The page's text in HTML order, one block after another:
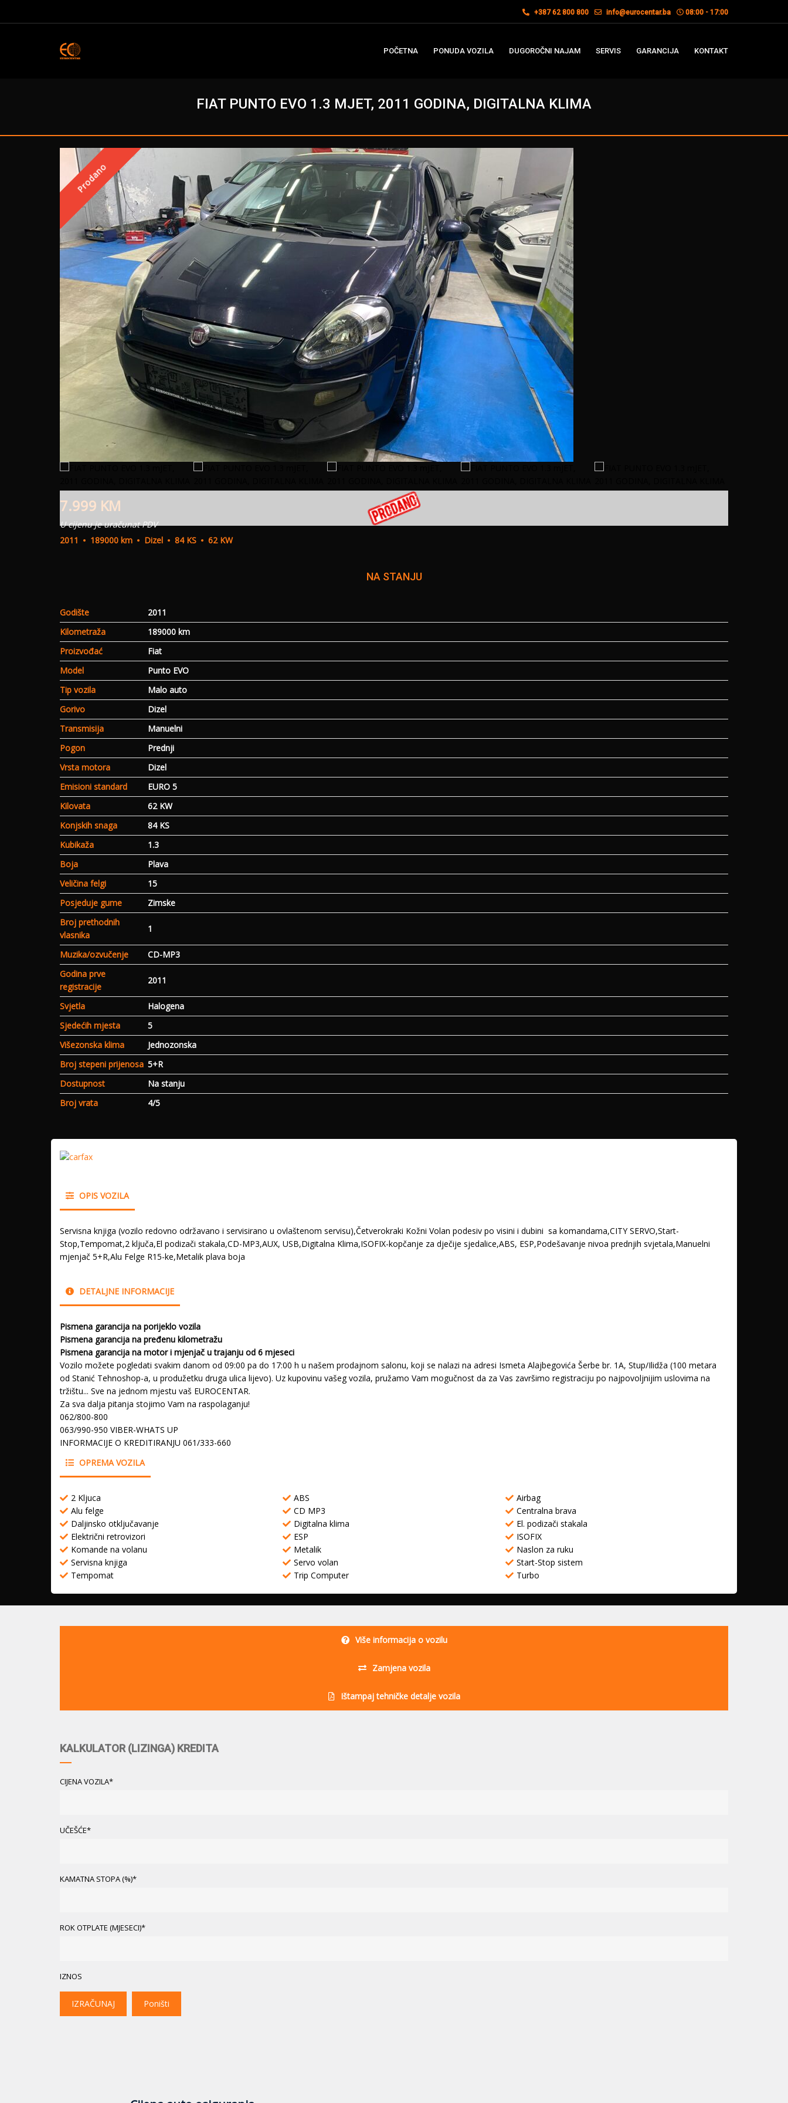
+387 62 800 800 info@eurocentar.ba 08:00 - 17:00
POČETNA PONUDA VOZILA DUGOROČNI NAJAM SERVIS GARANCIJA KONTAKT
FIAT PUNTO EVO 1.3 MJET, 2011 GODINA, DIGITALNA KLIMA
Prodano
7.999 KM
U cijenu je uračunat PDV
2011
189000 km Dizel 84 KS 62 KW
NA STANJU
Godište
2011
Kilometraža
189000 km
Proizvođać
Fiat
Model
Punto EVO
Tip vozila
Malo auto
Gorivo
Dizel
Transmisija
Manuelni
Pogon
Prednji
Vrsta motora
Dizel
Emisioni standard
EURO 5
Kilovata
62 KW
Konjskih snaga
84 KS
Kubikaža
1.3
Boja
Plava
Veličina felgi
15
Posjeduje gume
Zimske
Broj prethodnih
vlasnika
1
Muzika/ozvučenje
CD-MP3
Godina prve
registracije
2011
Svjetla
Halogena
Sjedećih mjesta
5
Višezonska klima
Jednozonska
Broj stepeni prijenosa 5+R
Dostupnost
Na stanju
Broj vrata
4/5
OPIS VOZILA
Servisna knjiga (vozilo redovno održavano i servisirano u ovlaštenom servisu),Četverokraki Kožni Volan podesiv po visini i dubini sa komandama,CITY SERVO,Start-
Stop,Tempomat,2 ključa,El podizači stakala,CD-MP3,AUX, USB,Digitalna Klima,ISOFIX-kopčanje za dječije sjedalice,ABS, ESP,Podešavanje nivoa prednjih svjetala,Manuelni
mjenjač 5+R,Alu Felge R15-ke,Metalik plava boja
DETALJNE INFORMACIJE
Pismena garancija na porijeklo vozila
Pismena garancija na pređenu kilometražu
Pismena garancija na motor i mjenjač u trajanju od 6 mjeseci
Vozilo možete pogledati svakim danom od 09:00 pa do 17:00 h u našem prodajnom salonu, koji se nalazi na adresi Ismeta Alajbegovića Šerbe br. 1A, Stup/Ilidža (100 metara
od Stanić Tehnoshop-a, u produžetku druga ulica lijevo). Uz kupovinu vašeg vozila, pružamo Vam mogučnost da za Vas završimo registraciju po najpovoljnijim uslovima na
tržištu... Sve na jednom mjestu vaš EUROCENTAR.
Za sva dalja pitanja stojimo Vam na raspolaganju!
062/800-800
063/990-950 VIBER-WHATS UP
INFORMACIJE O KREDITIRANJU 061/333-660
OPREMA VOZILA
2 Kljuca ABS
Airbag
Alu felge
CD MP3
Centralna brava
Daljinsko otključavanje
Digitalna klima
El. podizači stakala
Električni retrovizori
ESP
ISOFIX
Komande na volanu
Metalik
Naslon za ruku
Servisna knjiga
Servo volan
Start-Stop sistem
Tempomat
Trip Computer Turbo
Više informacija o vozilu
Zamjena vozila
Ištampaj tehničke detalje vozila
KALKULATOR (LIZINGA) KREDITA
CIJENA VOZILA*
UČEŠĆE*
KAMATNA STOPA (%)*
ROK OTPLATE (MJESECI)*
IZNOS
IZRAČUNAJ Poništi